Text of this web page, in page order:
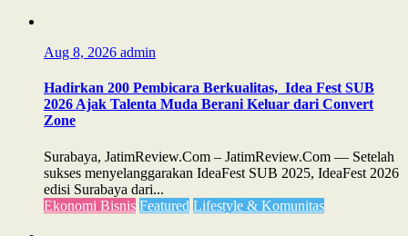
Aug 8, 2026 admin
Hadirkan 200 Pembicara Berkualitas, Idea Fest SUB
2026 Ajak Talenta Muda Berani Keluar dari Convert
Zone
Surabaya, JatimReview.Com – JatimReview.Com — Setelah
sukses menyelanggarakan IdeaFest SUB 2025, IdeaFest 2026
edisi Surabaya dari...
Ekonomi Bisnis Featured Lifestyle & Komunitas